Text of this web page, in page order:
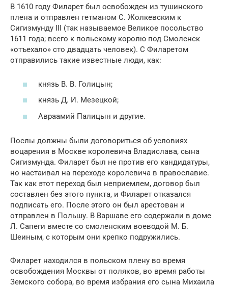
В 1610 году Филарет был освобожден из тушинского
плена и отправлен гетманом С. Жолкевским к
Сигизмунду III (так называемое Великое посольство
1611 года; всего к польскому королю под Смоленск
«отъехало» сто двадцать человек). С Филаретом
отправились такие известные люди, как:
князь В. В. Голицын;
князь Д. И. Мезецкой;
Авраамий Палицын и другие.
Послы должны были договориться об условиях
воцарения в Москве королевича Владислава, сына
Сигизмунда. Филарет был не против его кандидатуры,
но настаивал на переходе королевича в православие.
Так как этот переход был неприемлем, договор был
составлен без этого пункта, и Филарет отказался
подписать его. После этого он был арестован и
отправлен в Польшу. В Варшаве его содержали в доме
Л. Сапеги вместе со смоленским воеводой М. Б.
Шеиным, с которым они крепко подружились.
Филарет находился в польском плену во время
освобождения Москвы от поляков, во время работы
Земского собора, во время избрания его сына Михаила